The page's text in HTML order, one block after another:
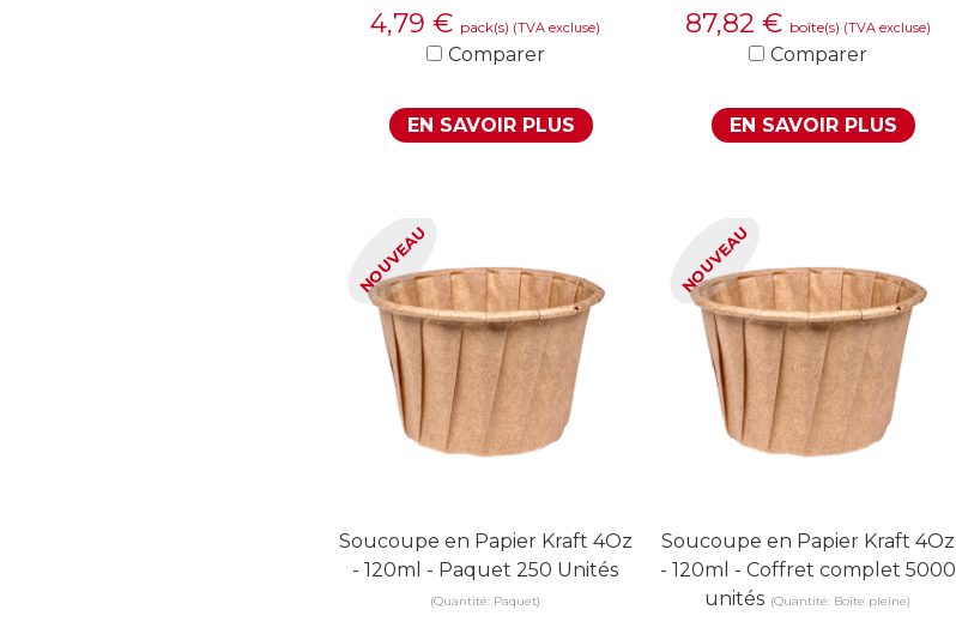
4,79 € pack(s) (TVA excluse)
Comparer
EN SAVOIR PLUS
87,82 € boîte(s) (TVA excluse)
Comparer
EN SAVOIR PLUS
NOUVEAU
Soucoupe en Papier Kraft 4Oz
- 120ml - Paquet 250 Unités
(Quantité: Paquet)
NOUVEAU
Soucoupe en Papier Kraft 4Oz
- 120ml - Coffret complet 5000
unités (Quantité: Boîte pleine)